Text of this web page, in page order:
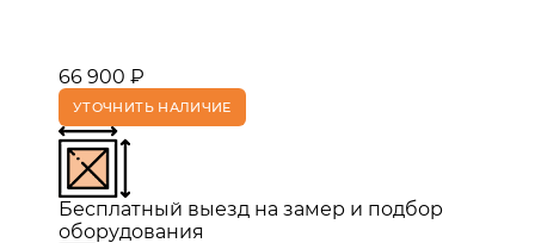
66 900 ₽
УТОЧНИТЬ НАЛИЧИЕ
Бесплатный выезд на замер и подбор
оборудования